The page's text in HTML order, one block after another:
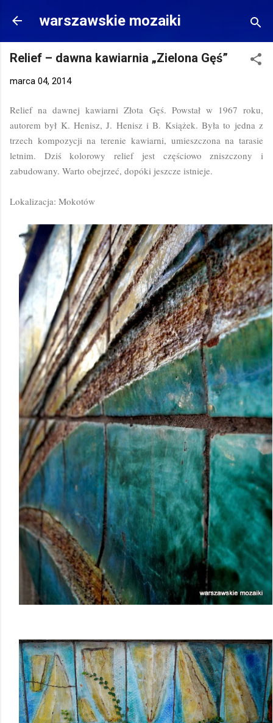
Przejdź do głównej zawartości
warszawskie mozaiki
Relief – dawna kawiarnia „Zielona Gęś”
marca 04, 2014
Relief na dawnej kawiarni Złota Gęś. Powstał w 1967 roku,
autorem był K. Henisz, J. Henisz i B. Książek. Była to jedna z
trzech kompozycji na terenie kawiarni, umieszczona na tarasie
letnim. Dziś kolorowy relief jest częściowo zniszczony i
zabudowany. Warto obejrzeć, dopóki jeszcze istnieje.
Lokalizacja: Mokotów